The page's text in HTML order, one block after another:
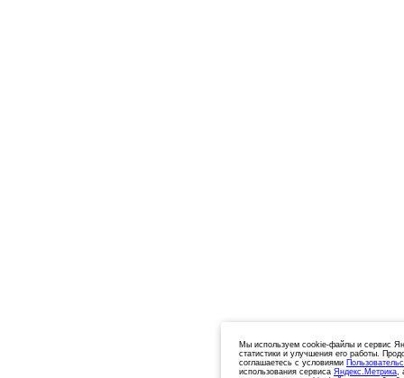
Мы используем cookie-файлы и сервис
статистики и улучшения его работы.
соглашаетесь с условиями
использования сервиса Яндекс.Метрика,